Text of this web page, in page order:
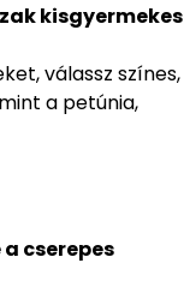
kisgyermekes
válassz színes,
a petúnia,
cserepes